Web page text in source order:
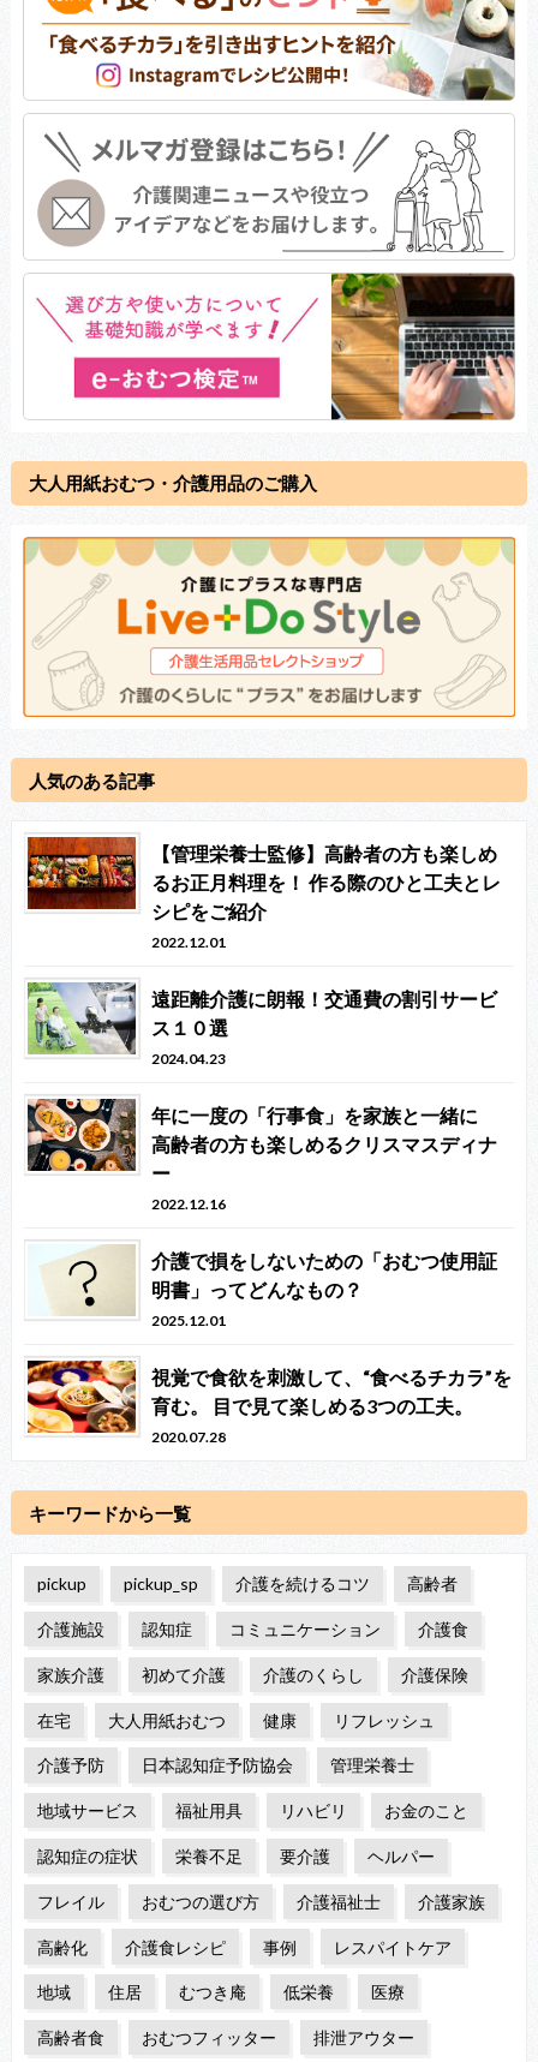
大人用紙おむつ・介護用品のご購入
人気のある記事
【管理栄養士監修】高齢者の方も楽しめ
るお正月料理を！ 作る際のひと工夫とレ
シピをご紹介
2022.12.01
遠距離介護に朗報！交通費の割引サービ
ス１０選
2024.04.23
年に一度の「行事食」を家族と一緒に
高齢者の方も楽しめるクリスマスディナ
ー
2022.12.16
介護で損をしないための「おむつ使用証
明書」ってどんなもの？
2025.12.01
視覚で食欲を刺激して、“食べるチカラ”を
育む。 目で見て楽しめる3つの工夫。
2020.07.28
キーワードから一覧
pickup pickup_sp 介護を続けるコツ 高齢者
介護施設 認知症 コミュニケーション 介護食
家族介護 初めて介護 介護のくらし 介護保険
在宅 大人用紙おむつ 健康 リフレッシュ
介護予防 日本認知症予防協会 管理栄養士
地域サービス 福祉用具 リハビリ お金のこと
認知症の症状 栄養不足 要介護 ヘルパー
フレイル おむつの選び方 介護福祉士 介護家族
高齢化 介護食レシピ 事例 レスパイトケア
地域 住居 むつき庵 低栄養 医療
高齢者食 おむつフィッター 排泄アウター